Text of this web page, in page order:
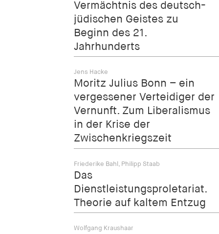
Vermächtnis des deutsch-
jüdischen Geistes zu
Beginn des 21.
Jahrhunderts
Jens Hacke
Moritz Julius Bonn – ein
vergessener Verteidiger der
Vernunft. Zum Liberalismus
in der Krise der
Zwischenkriegszeit
Friederike Bahl, Philipp Staab
Das
Dienstleistungsproletariat.
Theorie auf kaltem Entzug
Wolfgang Kraushaar